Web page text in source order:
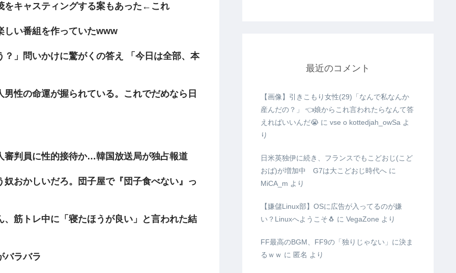
をキャスティングする案もあった←これ
しい番組を作っていたwww
」問いかけに驚がくの答え 「今日は全部、本
性の命運が握られている。これでだめなら日
審判員に性的接待か…韓国放送局が独占報道
おかしいだろ。団子屋で『団子食べない』っ
筋トレ中に「寝たほうが良い」と言われた結
バラバラ
最近のコメント
【画像】引きこもり女性(29)「なんで私なんか
産んだの？」 👈娘からこれ言われたらなんて答
えればいいんだ😭 に vse o kottedjah_owSa よ
り
日米英独伊に続き、フランスでもこどおじ(こど
おば)が増加中 G7は大こどおじ時代へ に
MiCA_m より
【嫌儲Linux部】OSに広告が入ってるのが嫌
い？Linuxへようこそ🐧 に VegaZone より
FF最高のBGM、FF9の「独りじゃない」に決ま
るｗｗ に 匿名 より